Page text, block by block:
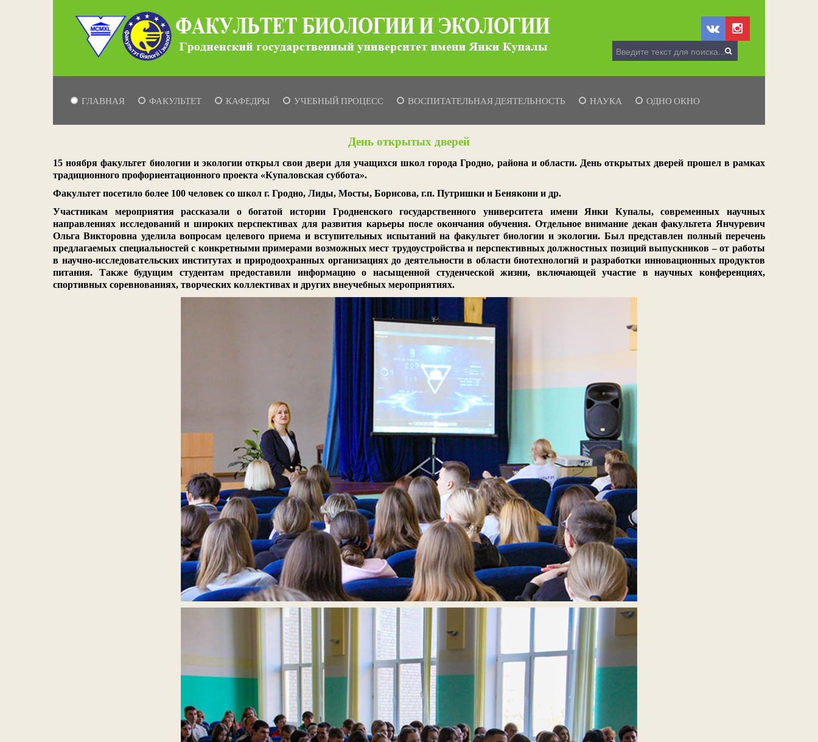
ГЛАВНАЯ ФАКУЛЬТЕТ КАФЕДРЫ УЧЕБНЫЙ ПРОЦЕСС ВОСПИТАТЕЛЬНАЯ ДЕЯТЕЛЬНОСТЬ НАУКА ОДНО ОКНО
День открытых дверей
15 ноября факультет биологии и экологии открыл свои двери для учащихся школ города Гродно, района и области. День открытых дверей прошел в рамках
традиционного профориентационного проекта «Купаловская суббота».
Факультет посетило более 100 человек со школ г. Гродно, Лиды, Мосты, Борисова, г.п. Путришки и Бенякони и др.
Участникам мероприятия рассказали о богатой истории Гродненского государственного университета имени Янки Купалы, современных научных
направлениях исследований и широких перспективах для развития карьеры после окончания обучения. Отдельное внимание декан факультета Янчуревич
Ольга Викторовна уделила вопросам целевого приема и вступительных испытаний на факультет биологии и экологии. Был представлен полный перечень
предлагаемых специальностей с конкретными примерами возможных мест трудоустройства и перспективных должностных позиций выпускников – от работы
в научно-исследовательских институтах и природоохранных организациях до деятельности в области биотехнологий и разработки инновационных продуктов
питания. Также будущим студентам предоставили информацию о насыщенной студенческой жизни, включающей участие в научных конференциях,
спортивных соревнованиях, творческих коллективах и других внеучебных мероприятиях.